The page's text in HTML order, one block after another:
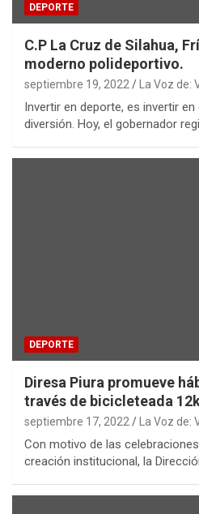
DEPORTE
C.P La Cruz de Silahua,
moderno polideportivo.
septiembre 19, 2022 La Voz de:
Invertir en deporte, es invertir
diversión. Hoy, el gobernador
DEPORTE
Diresa Piura promueve
través de bicicleteada
septiembre 17, 2022 La Voz de:
Con motivo de las
creación institucional, la